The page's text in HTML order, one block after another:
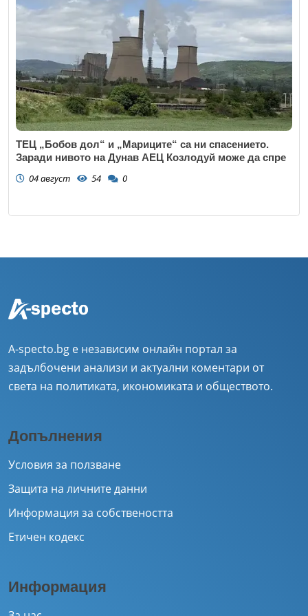
ТЕЦ „Бобов дол“ и „Мариците“ са ни спасението.
Заради нивото на Дунав АЕЦ Козлодуй може да спре
04 август 54 0
A-specto.bg е независим онлайн портал за
задълбочени анализи и актуални коментари от
света на политиката, икономиката и обществото.
Допълнения
Условия за ползване
Защита на личните данни
Информация за собствеността
Етичен кодекс
Информация